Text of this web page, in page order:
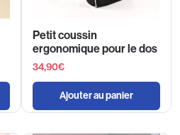
Petit coussin
ergonomique pour le dos
34,90€
Ajouter au panier